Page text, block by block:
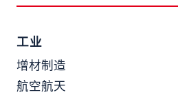
工业
增材制造
航空航天